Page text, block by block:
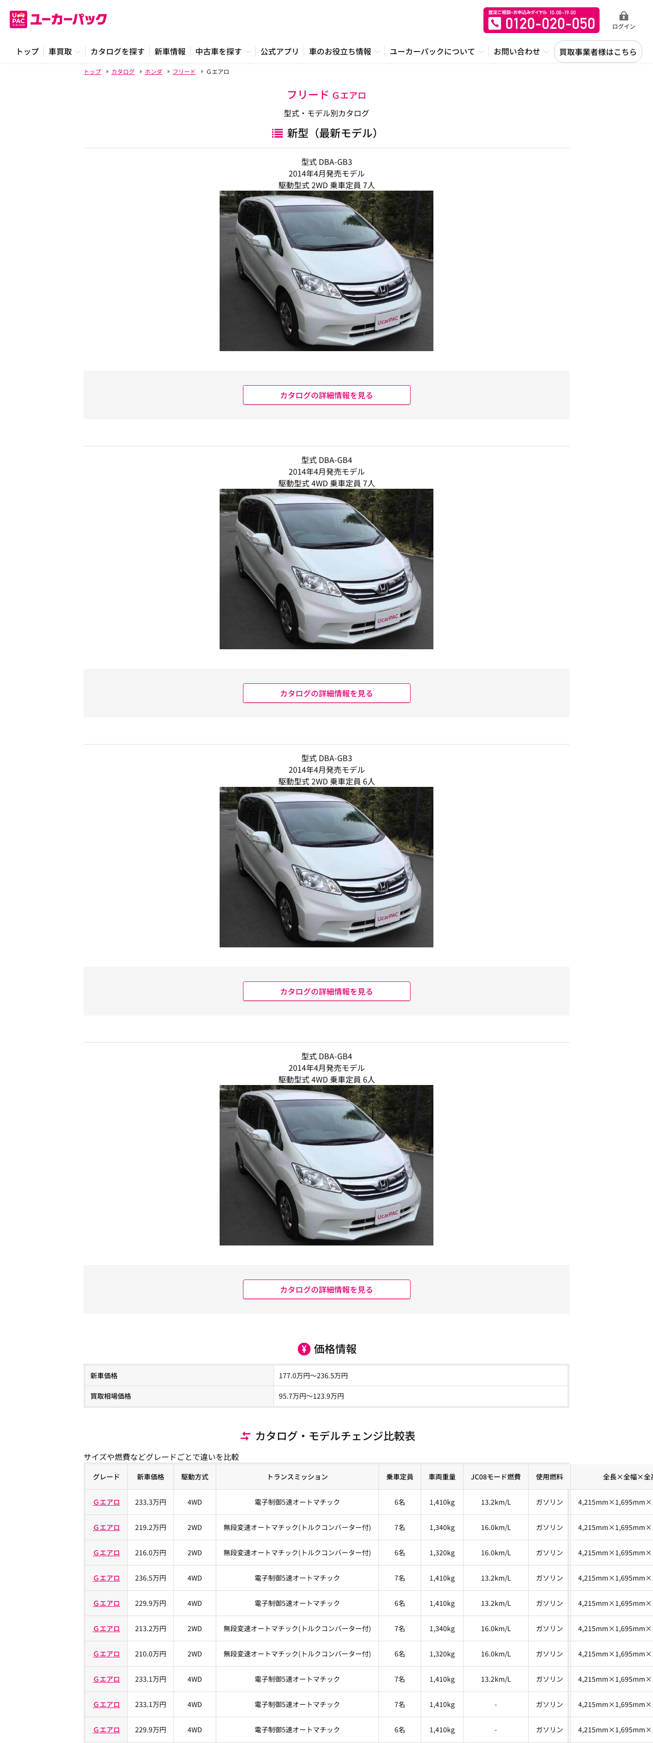
ログイン
トップ 車買取 カタログを探す 新車情報 中古車を探す 公式アプリ 車のお役立ち情報 ユーカーパックについて お問い合わせ 買取事業者様はこちら
トップ カタログ ホンダ フリード Ｇエアロ
フリード Ｇエアロ
型式・モデル別カタログ
新型（最新モデル）
型式 DBA-GB3
2014年4月発売モデル
駆動型式 2WD 乗車定員 7人
カタログの詳細情報を見る
型式 DBA-GB4
2014年4月発売モデル
駆動型式 4WD 乗車定員 7人
カタログの詳細情報を見る
型式 DBA-GB3
2014年4月発売モデル
駆動型式 2WD 乗車定員 6人
カタログの詳細情報を見る
型式 DBA-GB4
2014年4月発売モデル
駆動型式 4WD 乗車定員 6人
カタログの詳細情報を見る
価格情報
新車価格 177.0万円～236.5万円
買取相場価格 95.7万円〜123.9万円
カタログ・モデルチェンジ比較表
サイズや燃費などグレードごとで違いを比較
グレード 新車価格 駆動方式 トランスミッション 乗車定員 車両重量 JC08モード燃費 使用燃料 全長×全幅×全
Ｇエアロ 233.3万円 4WD 電子制御5速オートマチック 6名 1,410kg 13.2km/L ガソリン
Ｇエアロ 219.2万円 2WD 無段変速オートマチック(トルクコンバーター付) 7名 1,340kg 16.0km/L ガソリン
Ｇエアロ 216.0万円 2WD 無段変速オートマチック(トルクコンバーター付) 6名 1,320kg 16.0km/L ガソリン
Ｇエアロ 236.5万円 4WD 電子制御5速オートマチック 7名 1,410kg 13.2km/L ガソリン
Ｇエアロ 229.9万円 4WD 電子制御5速オートマチック 6名 1,410kg 13.2km/L ガソリン
Ｇエアロ 213.2万円 2WD 無段変速オートマチック(トルクコンバーター付) 7名 1,340kg 16.0km/L ガソリン
Ｇエアロ 210.0万円 2WD 無段変速オートマチック(トルクコンバーター付) 6名 1,320kg 16.0km/L ガソリン
Ｇエアロ 233.1万円 4WD 電子制御5速オートマチック 7名 1,410kg 13.2km/L ガソリン
Ｇエアロ 233.1万円 4WD 電子制御5速オートマチック 7名 1,410kg - ガソリン
Ｇエアロ 229.9万円 4WD 電子制御5速オートマチック 6名 1,410kg - ガソリン